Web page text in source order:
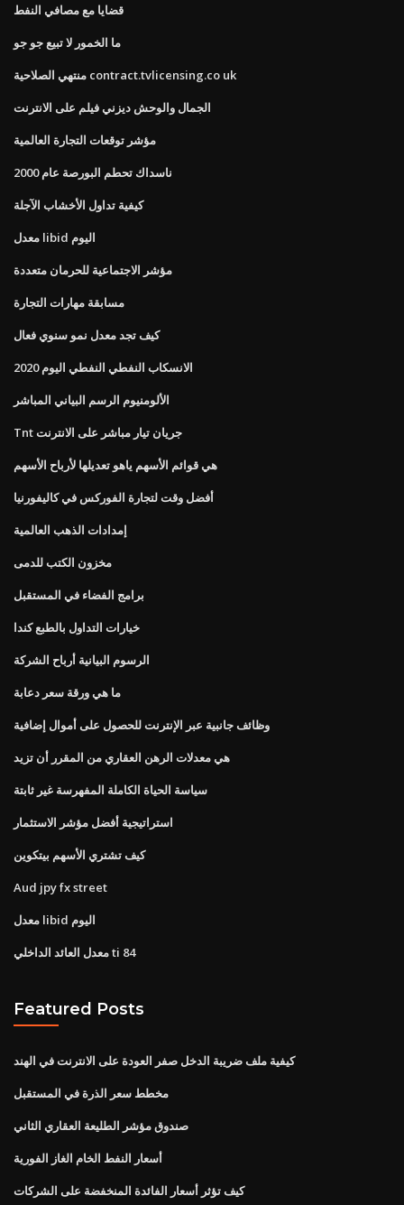
قضايا مع مصافي النفط
ما الخمور لا تبيع جو جو
منتهي الصلاحية contract.tvlicensing.co uk
الجمال والوحش ديزني فيلم على الانترنت
مؤشر توقعات التجارة العالمية
ناسداك تحطم البورصة عام 2000
كيفية تداول الأخشاب الآجلة
معدل libid اليوم
مؤشر الاجتماعية للحرمان متعددة
مسابقة مهارات التجارة
كيف تجد معدل نمو سنوي فعال
الانسكاب النفطي النفطي اليوم 2020
الألومنيوم الرسم البياني المباشر
Tnt جريان تيار مباشر على الانترنت
هي قوائم الأسهم ياهو تعديلها لأرباح الأسهم
أفضل وقت لتجارة الفوركس في كاليفورنيا
إمدادات الذهب العالمية
مخزون الكتب للدمى
برامج الفضاء في المستقبل
خيارات التداول بالطبع كندا
الرسوم البيانية أرباح الشركة
ما هي ورقة سعر دعابة
وظائف جانبية عبر الإنترنت للحصول على أموال إضافية
هي معدلات الرهن العقاري من المقرر أن تزيد
سياسة الحياة الكاملة المفهرسة غير ثابتة
استراتيجية أفضل مؤشر الاستثمار
كيف تشتري الأسهم بيتكوين
Aud jpy fx street
معدل libid اليوم
معدل العائد الداخلي ti 84
Featured Posts
كيفية ملف ضريبة الدخل صفر العودة على الانترنت في الهند
مخطط سعر الذرة في المستقبل
صندوق مؤشر الطليعة العقاري الثاني
أسعار النفط الخام الغاز الفورية
كيف تؤثر أسعار الفائدة المنخفضة على الشركات